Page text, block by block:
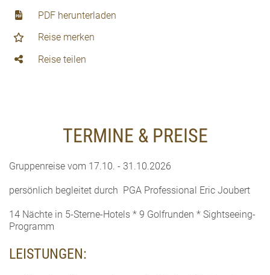
PDF herunterladen
Reise merken
Reise teilen
TERMINE & PREISE
Gruppenreise vom 17.10. - 31.10.2026
persönlich begleitet durch PGA Professional Eric Joubert
14 Nächte in 5-Sterne-Hotels * 9 Golfrunden * Sightseeing-
Programm
LEISTUNGEN: